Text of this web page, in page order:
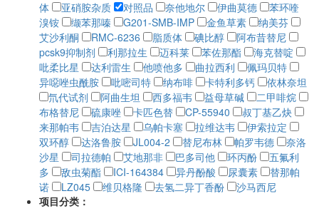
体
亚硝胺杂质 对照品 奈他地尔 伊曲莫德
苯环喹
溴铵
缬苯那嗪 G201-SMB-IMP 金鱼草素
纳美芬
艾沙利酮
RMC-6236 脂质体 碘比醇
阿布昔替尼
pcsk9抑制剂
利那拉生 迈科莱 苯佐那酯
海克替啶
吡柔比星
达利雷生 他喷他多 曲拉西利
佩玛贝特
异噁唑虫酰胺
吡嘧司特 纳布啡 卡特利多钙
依林奈坦
氘代试剂
阿曲生坦 西多福韦 益母草碱
二甲啡烷
布格替尼
硫康唑 卡匹色替 CP-55940
叔丁基乙炔
来那帕韦
吉泊达星 乌帕卡塞 拉维达韦
伊索拉定
双环醇
达洛鲁胺 JL004-2 替尼布林 帕罗韦德
奈洛
沙星
司拉德帕 艾地那非 巴多司他 环丙酚
五氟利
多
敌虫菊酯 ICI-164384 异丹酚酸 尿囊素
替那帕
诺
LZ045 维贝格隆 去氢二异丁香酚
沙马西尼
项目分类：